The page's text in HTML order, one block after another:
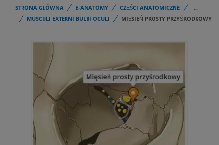
STRONA GŁÓWNA E-ANATOMY CZĘŚCI ANATOMICZNE
...
MUSCULI EXTERNI BULBI OCULI
MIĘSIEŃ PROSTY PRZYŚRODKOWY